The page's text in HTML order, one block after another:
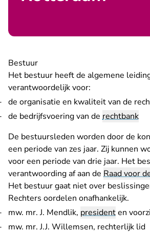
Bestuur
Het bestuur heeft de algemene
verantwoordelijk voor:
de organisatie en kwaliteit van de
de bedrijfsvoering van de rechtbank
De bestuursleden worden door de
een periode van zes jaar. Zij kunnen
voor een periode van drie jaar. Het
verantwoording af aan de Raad voor
Het bestuur gaat niet over
Rechters oordelen onafhankelijk.
mw. mr. J. Mendlik, presidenten
mw. mr. J.J. Willemsen, rechterlijk lid